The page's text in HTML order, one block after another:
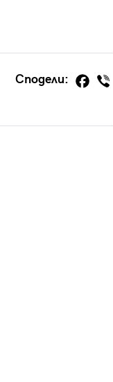
Сподели: